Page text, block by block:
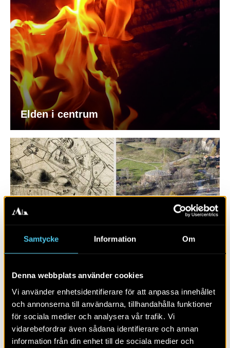
Samtycke Information Om
Denna webbplats använder cookies
Vi använder enhetsidentifierare för att anpassa innehållet
och annonserna till användarna, tillhandahålla funktioner
för sociala medier och analysera vår trafik. Vi
vidarebefordrar även sådana identifierare och annan
information från din enhet till de sociala medier och
Elden i centrum
at Upsalum – människor och
landskapande